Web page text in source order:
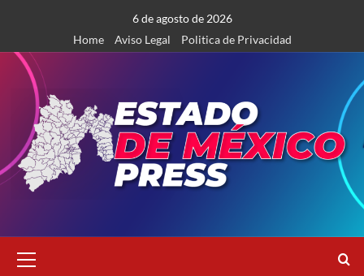
contenido
6 de agosto de 2026
Home
Aviso Legal Politica de Privacidad
primario